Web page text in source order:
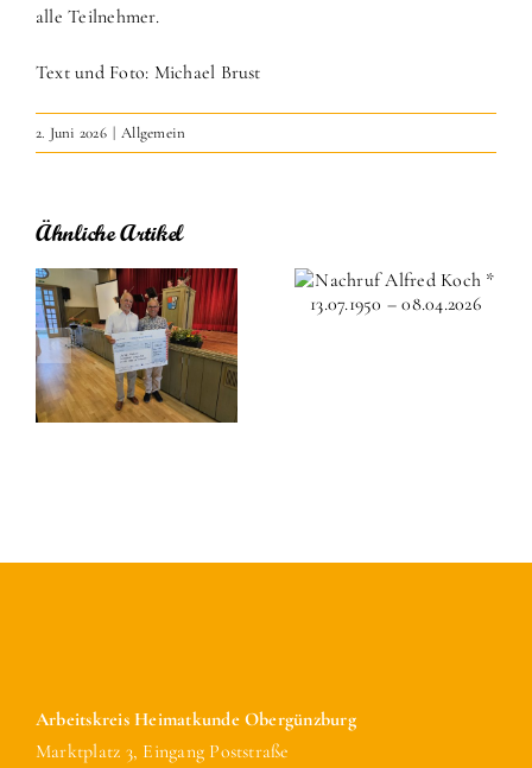
alle Teilnehmer.
Text und Foto: Michael Brust
2. Juni 2026 | Allgemein
Ähnliche Artikel
Nachruf
Alfred Koch *
13.07.1950 –
08.04.2026
und
Arbeitskreis Heimatkunde Obergünzburg
Marktplatz 3, Eingang Poststraße